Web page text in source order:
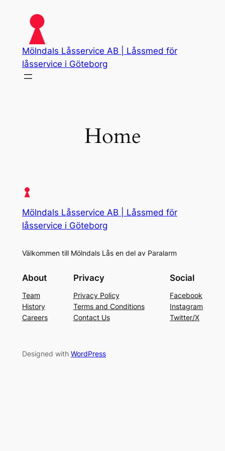
content
Mölndals Låsservice AB | Låssmed för
låsservice i Göteborg
Home
Mölndals Låsservice AB | Låssmed för
låsservice i Göteborg
Välkommen till Mölndals Lås en del av Paralarm
About
Team
History
Careers
Privacy
Privacy Policy
Terms and Conditions
Contact Us
Social
Facebook
Instagram
Twitter/X
Designed with WordPress